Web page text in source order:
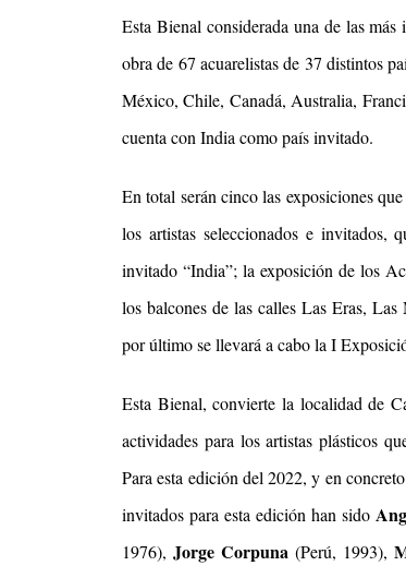
Esta Bienal considerada una de las
obra de 67 acuarelistas de 37 distintos
México, Chile, Canadá, Australia,
cuenta con India como país invitado.
En total serán cinco las exposiciones
los artistas seleccionados e invitados,
invitado “India”; la exposición de los
los balcones de las calles Las Eras,
por último se llevará a cabo la I
Esta Bienal, convierte la localidad de
actividades para los artistas plásticos
Para esta edición del 2022, y en
invitados para esta edición han sido
1976), Jorge Corpuna (Perú, 1993),